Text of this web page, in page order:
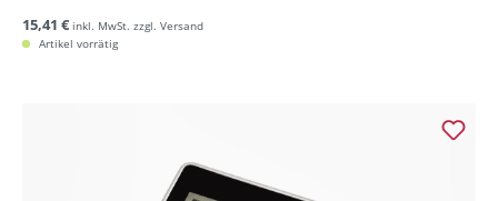
15,41 € inkl. MwSt. zzgl. Versand
Artikel vorrätig